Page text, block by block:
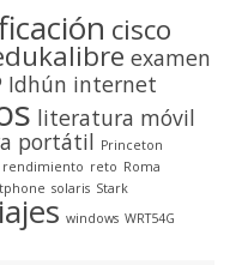
cisco
examen
Idhún internet
literatura móvil
portátil Princeton
rendimiento reto Roma
solaris Stark
windows WRT54G